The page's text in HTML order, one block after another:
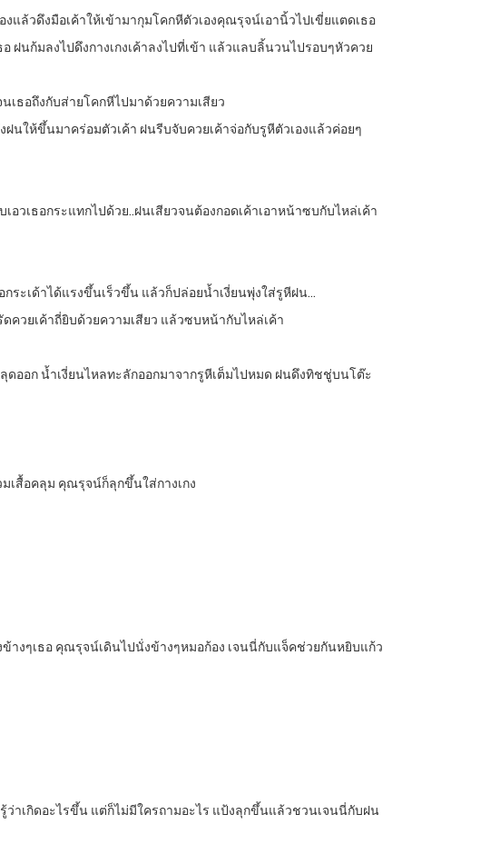
แล้วดึงมือเค้าให้เข้ามากุมโคกหีตัวเองคุณรุจน์เอานิ้วไปเขี่ยแตดเธอ
ฝนก้มลงไปดึงกางเกงเค้าลงไปที่เข้า แล้วแลบลิ้นวนไปรอบๆหัวควย
เธอถึงกับส่ายโคกหีไปมาด้วยความเสียว
นให้ขึ้นมาคร่อมตัวเค้า ฝนรีบจับควยเค้าจ่อกับรูหีตัวเองแล้วค่อยๆ
วเธอกระแทกไปด้วย..ฝนเสียวจนต้องกอดเค้าเอาหน้าซบกับไหล่เค้า
กระเด้าได้แรงขึ้นเร็วขึ้น แล้วก็ปล่อยน้ำเงี่ยนพุ่งใส่รูหีฝน…
ดควยเค้าถี่ยิบด้วยความเสียว แล้วซบหน้ากับไหล่เค้า
ออก น้ำเงี่ยนไหลทะลักออกมาจากรูหีเต็มไปหมด ฝนดึงทิชชู่บนโต๊ะ
เสื้อคลุม คุณรุจน์ก็ลุกขึ้นใส่กางเกง
างๆเธอ คุณรุจน์เดินไปนั่งข้างๆหมอก้อง เจนนี่กับแจ็คช่วยกันหยิบแก้ว
าเกิดอะไรขึ้น แต่ก็ไม่มีใครถามอะไร แป้งลุกขึ้นแล้วชวนเจนนี่กับฝน